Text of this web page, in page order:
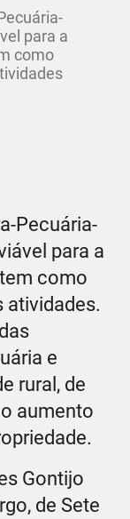
para a
como
Pecuária-
para a
como
atividades.
e
rural, de
aumento
Gontijo
de Sete